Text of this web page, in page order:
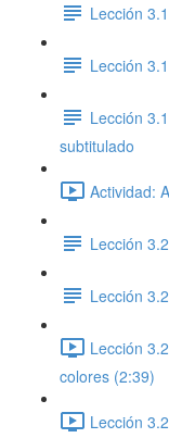
Lección
Lección
Lección
subtitulado
Actividad:
Lección
Lección
Lección
colores (2:39)
Lección